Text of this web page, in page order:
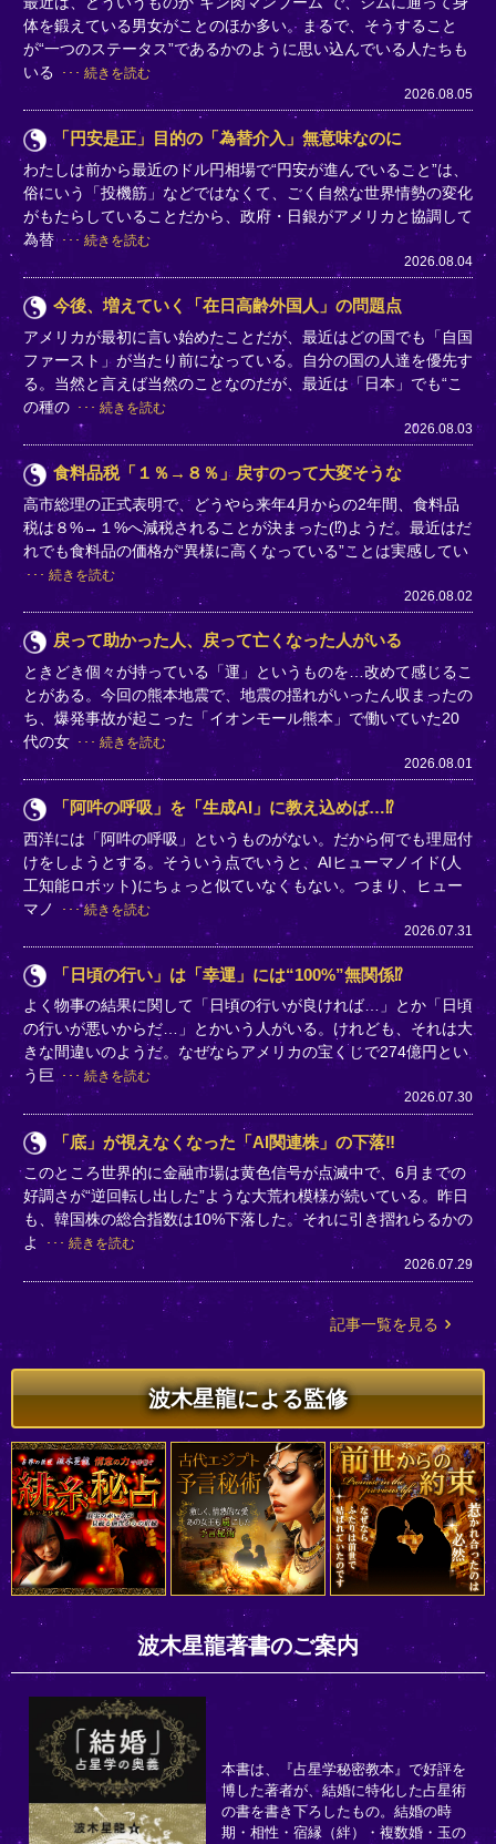
体を鍛えている男女がことのほか多い。まるで、そうすること
が“一つのステータス”であるかのように思い込んでいる人たちも
いる
続きを読む
2026.08.05
「円安是正」目的の「為替介入」無意味なのに
わたしは前から最近のドル円相場で“円安が進んでいること”は、
俗にいう「投機筋」などではなくて、ごく自然な世界情勢の変化
がもたらしていることだから、政府・日銀がアメリカと協調して
為替
続きを読む
2026.08.04
今後、増えていく「在日高齢外国人」の問題点
アメリカが最初に言い始めたことだが、最近はどの国でも「自国
ファースト」が当たり前になっている。自分の国の人達を優先す
る。当然と言えば当然のことなのだが、最近は「日本」でも“こ
の種の
続きを読む
2026.08.03
食料品税「１％→８％」戻すのって大変そうな
高市総理の正式表明で、どうやら来年4月からの2年間、食料品
税は８%→１%へ減税されることが決まった(⁉)ようだ。最近はだ
れでも食料品の価格が“異様に高くなっている”ことは実感してい
続きを読む
2026.08.02
戻って助かった人、戻って亡くなった人がいる
ときどき個々が持っている「運」というものを…改めて感じるこ
とがある。今回の熊本地震で、地震の揺れがいったん収まったの
ち、爆発事故が起こった「イオンモール熊本」で働いていた20
代の女
続きを読む
2026.08.01
「阿吽の呼吸」を「生成AI」に教え込めば…⁉
西洋には「阿吽の呼吸」というものがない。だから何でも理屈付
けをしようとする。そういう点でいうと、AIヒューマノイド(人
工知能ロボット)にちょっと似ていなくもない。つまり、ヒュー
マノ
続きを読む
2026.07.31
「日頃の行い」は「幸運」には“100%”無関係⁉
よく物事の結果に関して「日頃の行いが良ければ…」とか「日頃
の行いが悪いからだ…」とかいう人がいる。けれども、それは大
きな間違いのようだ。なぜならアメリカの宝くじで274億円とい
う巨
続きを読む
2026.07.30
「底」が視えなくなった「AI関連株」の下落‼
このところ世界的に金融市場は黄色信号が点滅中で、6月までの
好調さが“逆回転し出した”ような大荒れ模様が続いている。昨日
も、韓国株の総合指数は10%下落した。それに引き摺れらるかの
よ
続きを読む
2026.07.29
記事一覧を見る
波木星龍による監修
波木星龍著書のご案内
本書は、『占星学秘密教本』で好評を
博した著者が、結婚に特化した占星術
の書を書き下ろしたもの。結婚の時
期・相性・宿縁（絆）・複数婚・玉の